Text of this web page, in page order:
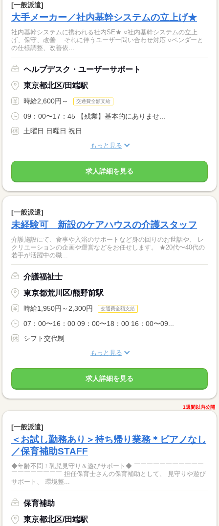
[一般派遣]
大手メーカー／社内基幹システムの立上げ★
社内基幹システムに携われる社内SE★ ○社内基幹システムの立上
げ、保守、改善 それに伴うユーザー問い合わせ対応 ○ベンダーと
の仕様調整、改善依...
ヘルプデスク・ユーザーサポート
東京都北区/田端駅
時給2,600円～ 交通費全額支給
09：00〜17：45 【残業】基本的にありませ...
土曜日 日曜日 祝日
もっと見る
求人詳細を見る
[一般派遣]
未経験可 新設のケアハウスの介護スタッフ
介護施設にて、食事や入浴のサポートなど身の回りのお世話や、 レ
クリエーションの企画や運営などをお任せします。 ★20代〜40代の
若手が活躍中の職...
介護福祉士
東京都荒川区/熊野前駅
時給1,950円～2,300円 交通費全額支給
07：00〜16：00 09：00〜18：00 16：00〜09...
シフト交代制
もっと見る
求人詳細を見る
1週間以内公開
[一般派遣]
＜お試し勤務あり＞持ち帰り業務＊ピアノなし
／保育補助STAFF
◆年齢不問！乳児見守り＆遊びサポート◆ ￣￣￣￣￣￣￣￣￣￣￣
￣￣￣￣￣￣￣￣ 担任保育士さんの保育補助として、 見守りや遊び
サポート、 環境整...
保育補助
東京都北区/田端駅